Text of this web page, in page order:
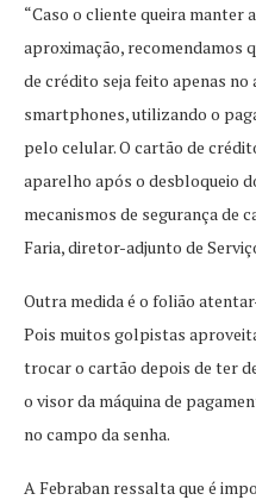
“Caso o cliente queira manter
aproximação, recomendamos
de crédito seja feito apenas
smartphones, utilizando o
pelo celular. O cartão de
aparelho após o desbloqueio
mecanismos de segurança de
Faria, diretor-adjunto de
Outra medida é o folião
Pois muitos golpistas
trocar o cartão depois de ter
o visor da máquina de
no campo da senha.
A Febraban ressalta que é